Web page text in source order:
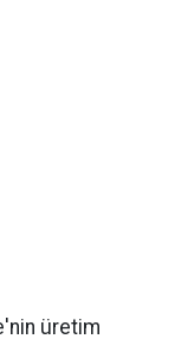
üretim